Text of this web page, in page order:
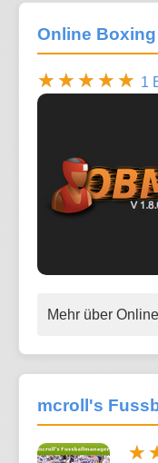
Online
1
Mehr über
mcroll's